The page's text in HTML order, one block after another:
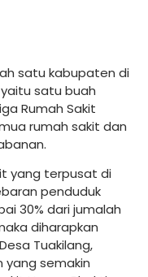
satu kabupaten di
satu buah
Rumah Sakit
rumah sakit dan
yang terpusat di
penduduk
30% dari jumalah
diharapkan
Tuakilang,
semakin